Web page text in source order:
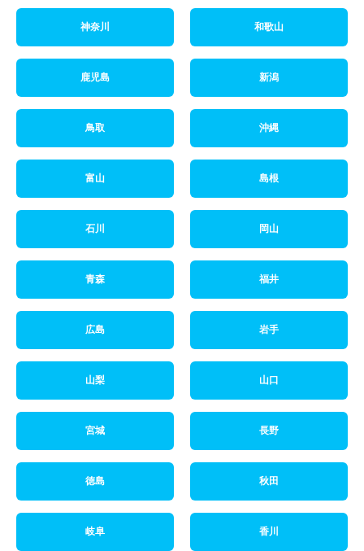
神奈川 和歌山
鹿児島 新潟
鳥取 沖縄
富山 島根
石川 岡山
青森 福井
広島 岩手
山梨 山口
宮城 長野
徳島 秋田
岐阜 香川